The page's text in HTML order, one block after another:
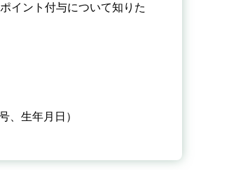
イント付与について知りた
、生年月日）